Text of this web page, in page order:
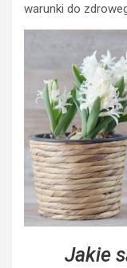
warunki do
Jakie